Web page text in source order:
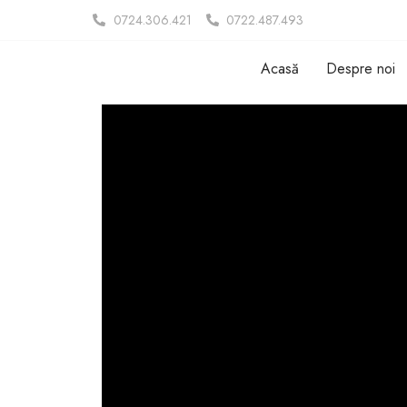
0724.306.421 0722.487.493
Acasă Despre noi